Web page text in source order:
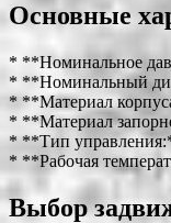
Основные
* **Номинальное
* **Номинальный
* **Материал
* **Материал
* **Тип
* **Рабочая
Выбор